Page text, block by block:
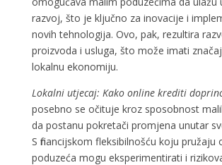
razvoj, što je ključno za inovacije i
novih tehnologija. Ovo, pak, rezultira
proizvoda i usluga, što može imati
lokalnu ekonomiju.
Lokalni utjecaj: Kako online krediti
posebno se očituje kroz sposobnost
da postanu pokretači promjena unutar
S financijskom fleksibilnošću koju pružaju
poduzeća mogu eksperimentirati i